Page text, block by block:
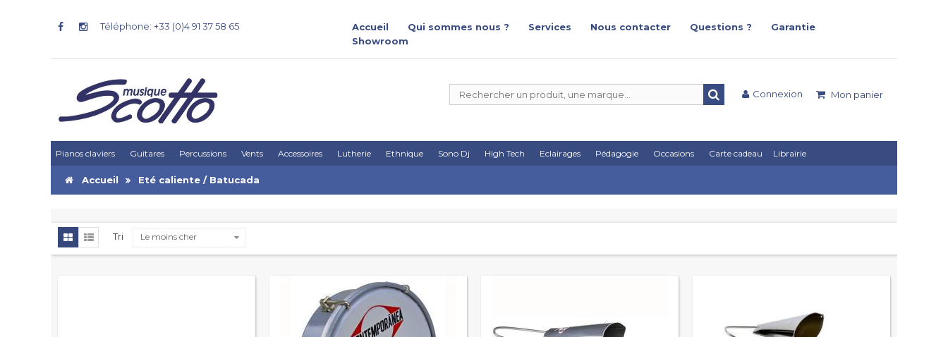
Téléphone: +33 (0)4 91 37 58 65 Accueil Qui sommes nous ? Services Nous contacter Questions ?
Garantie
Showroom
Mon panier
Connexion
Pianos claviers Guitares Percussions Vents Accessoires Lutherie Ethnique Sono Dj High Tech Eclairages Pédagogie Occasions Carte cadeau Librairie
Accueil Eté caliente / Batucada
Tri Le moins cher